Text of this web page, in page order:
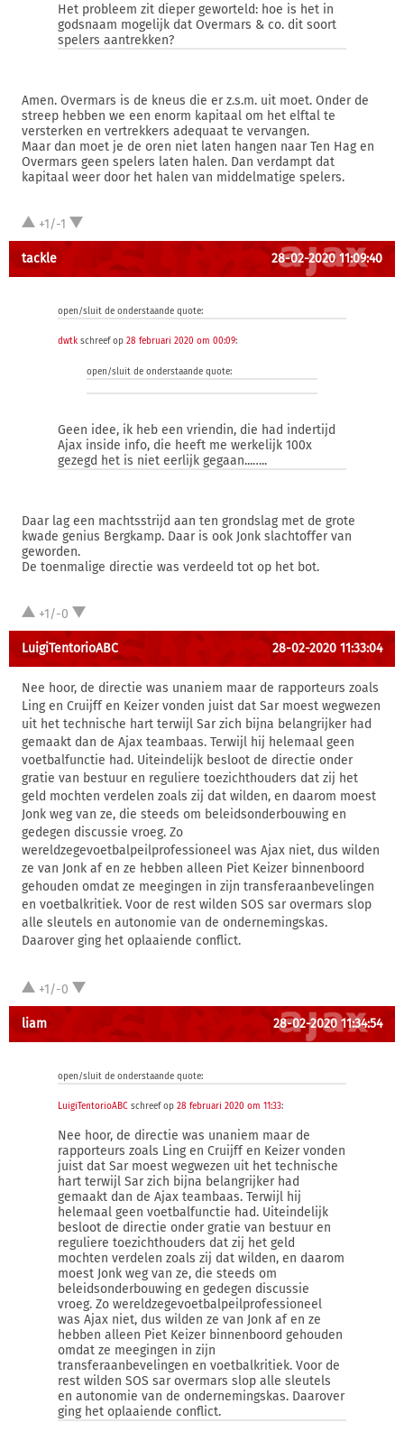
Het probleem zit dieper geworteld: hoe is het in
godsnaam mogelijk dat Overmars & co. dit soort
spelers aantrekken?
Amen. Overmars is de kneus die er z.s.m. uit moet. Onder de
streep hebben we een enorm kapitaal om het elftal te
versterken en vertrekkers adequaat te vervangen.
Maar dan moet je de oren niet laten hangen naar Ten Hag en
Overmars geen spelers laten halen. Dan verdampt dat
kapitaal weer door het halen van middelmatige spelers.
+1/-1
tackle 28-02-2020 11:09:40
open/sluit de onderstaande quote:
dwtk schreef op 28 februari 2020 om 00:09:
open/sluit de onderstaande quote:
Geen idee, ik heb een vriendin, die had indertijd
Ajax inside info, die heeft me werkelijk 100x
gezegd het is niet eerlijk gegaan...…..
Daar lag een machtsstrijd aan ten grondslag met de grote
kwade genius Bergkamp. Daar is ook Jonk slachtoffer van
geworden.
De toenmalige directie was verdeeld tot op het bot.
+1/-0
LuigiTentorioABC 28-02-2020 11:33:04
Nee hoor, de directie was unaniem maar de rapporteurs zoals
Ling en Cruijff en Keizer vonden juist dat Sar moest wegwezen
uit het technische hart terwijl Sar zich bijna belangrijker had
gemaakt dan de Ajax teambaas. Terwijl hij helemaal geen
voetbalfunctie had. Uiteindelijk besloot de directie onder
gratie van bestuur en reguliere toezichthouders dat zij het
geld mochten verdelen zoals zij dat wilden, en daarom moest
Jonk weg van ze, die steeds om beleidsonderbouwing en
gedegen discussie vroeg. Zo
wereldzegevoetbalpeilprofessioneel was Ajax niet, dus wilden
ze van Jonk af en ze hebben alleen Piet Keizer binnenboord
gehouden omdat ze meegingen in zijn transferaanbevelingen
en voetbalkritiek. Voor de rest wilden SOS sar overmars slop
alle sleutels en autonomie van de ondernemingskas.
Daarover ging het oplaaiende conflict.
+1/-0
liam 28-02-2020 11:34:54
open/sluit de onderstaande quote:
LuigiTentorioABC schreef op 28 februari 2020 om 11:33:
Nee hoor, de directie was unaniem maar de
rapporteurs zoals Ling en Cruijff en Keizer vonden
juist dat Sar moest wegwezen uit het technische
hart terwijl Sar zich bijna belangrijker had
gemaakt dan de Ajax teambaas. Terwijl hij
helemaal geen voetbalfunctie had. Uiteindelijk
besloot de directie onder gratie van bestuur en
reguliere toezichthouders dat zij het geld
mochten verdelen zoals zij dat wilden, en daarom
moest Jonk weg van ze, die steeds om
beleidsonderbouwing en gedegen discussie
vroeg. Zo wereldzegevoetbalpeilprofessioneel
was Ajax niet, dus wilden ze van Jonk af en ze
hebben alleen Piet Keizer binnenboord gehouden
omdat ze meegingen in zijn
transferaanbevelingen en voetbalkritiek. Voor de
rest wilden SOS sar overmars slop alle sleutels
en autonomie van de ondernemingskas. Daarover
ging het oplaaiende conflict.